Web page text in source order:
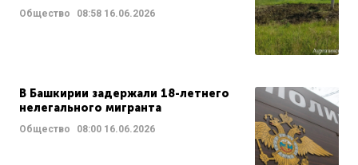
Общество 08:58 16.06.2026
В Башкирии задержали 18-летнего
нелегального мигранта
Общество 08:00 16.06.2026